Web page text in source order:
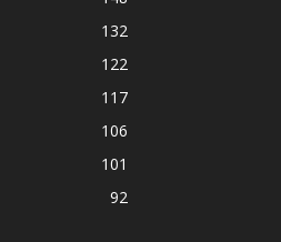
132
122
117
106
101
92